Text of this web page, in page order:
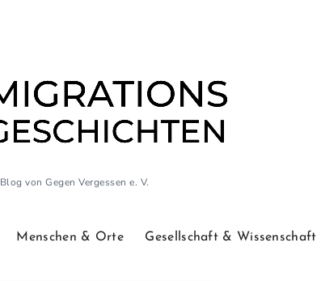
von Gegen Vergessen e. V.
Menschen & Orte Gesellschaft & Wissenschaft